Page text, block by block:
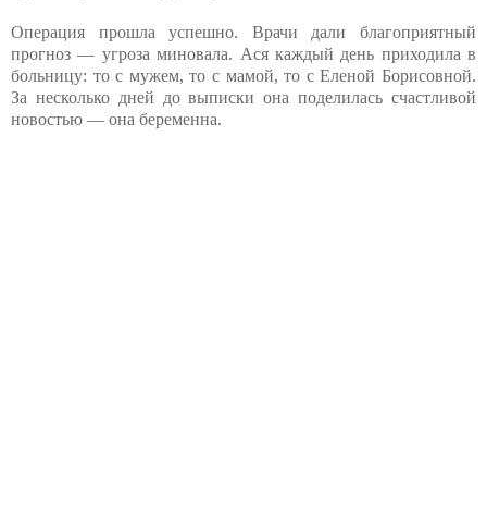
Операция прошла успешно. Врачи дали благоприятный
прогноз — угроза миновала. Ася каждый день приходила в
больницу: то с мужем, то с мамой, то с Еленой Борисовной.
За несколько дней до выписки она поделилась счастливой
новостью — она беременна.